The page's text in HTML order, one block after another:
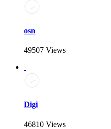
osn
49507 Views
Digi
46810 Views